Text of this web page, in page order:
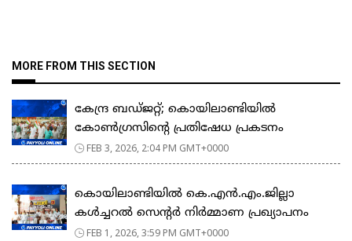
MORE FROM THIS SECTION
കേന്ദ്ര ബഡ്ജറ്റ്; കൊയിലാണ്ടിയിൽ
കോൺഗ്രസിന്റെ പ്രതിഷേധ പ്രകടനം
FEB 3, 2026, 2:04 PM GMT+0000
കൊയിലാണ്ടിയിൽ കെ.എൻ.എം.ജില്ലാ
കൾച്ചറൽ സെന്റർ നിർമ്മാണ പ്രഖ്യാപനം
FEB 1, 2026, 3:59 PM GMT+0000